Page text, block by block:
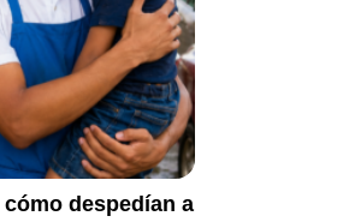
despedían a